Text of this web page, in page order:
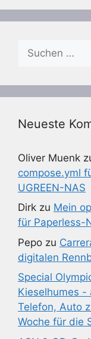
nach:
Neueste
Oliver Muenk
compose.yml
UGREEN-NAS
Dirk zu Mein
für Paperless-
Pepo zu
digitalen
Special
Kieselhumes
Telefon, Auto
Woche für die